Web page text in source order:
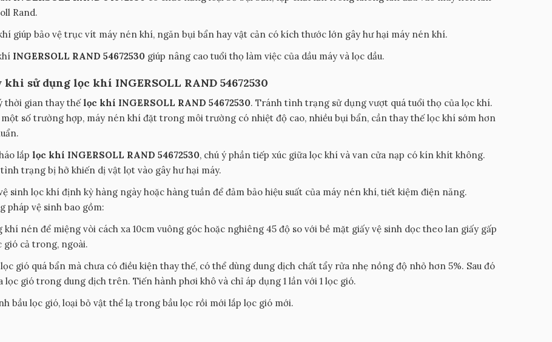
Rand.
giúp bảo vệ trục vít máy nén khí, ngăn bụi bẩn hay vật cản có kích thước lớn gây hư hại máy nén khí.
INGERSOLL RAND 54672530 giúp nâng cao tuổi thọ làm việc của dầu máy và lọc dầu.
khi sử dụng lọc khí INGERSOLL RAND 54672530
thời gian thay thếlọc khí INGERSOLL RAND 54672530. Tránh tình trạng sử dụng vượt quá tuổi thọ của lọc khí.
số trường hợp, máy nén khí đặt trong môi trường có nhiệt độ cao, nhiều bụi bẩn, cần thay thế lọc khí sớm hơn
lắp lọc khí INGERSOLL RAND 54672530, chú ý phần tiếp xúc giữa lọc khí và van cửa nạp có kín khít không.
trạng bị hở khiến dị vật lọt vào gây hư hại máy.
sinh lọc khí định kỳ hàng ngày hoặc hàng tuần để đảm bảo hiệu suất của máy nén khí, tiết kiệm điện năng.
pháp vệ sinh bao gồm:
khí nén để miệng vòi cách xa 10cm vuông góc hoặc nghiêng 45 độ so với bề mặt giấy vệ sinh dọc theo lan giấy gấp
gió cả trong, ngoài.
gió quá bẩn mà chưa có điều kiện thay thế, có thể dùng dung dịch chất tẩy rửa nhẹ nồng độ nhỏ hơn 5%. Sau đó
lọc gió trong dung dịch trên. Tiến hành phơi khô và chỉ áp dụng 1 lần với 1 lọc gió.
bầu lọc gió, loại bỏ vật thể lạ trong bầu lọc rồi mới lắp lọc gió mới.